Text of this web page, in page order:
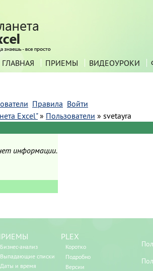
ГЛАВНАЯ ПРИЕМЫ ВИДЕОУРОКИ
Правила Войти
Excel" » Пользователи » svetayra
информации.
Бизнес-анализ
Выпадающие списки
Даты и время
PLEX
Коротко
Подробно
Версии